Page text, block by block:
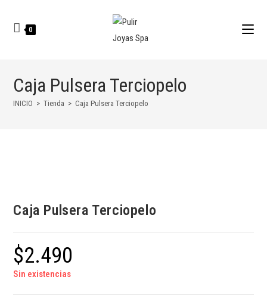
0
Caja Pulsera Terciopelo
INICIO > Tienda > Caja Pulsera Terciopelo
Caja Pulsera Terciopelo
$2.490
Sin existencias